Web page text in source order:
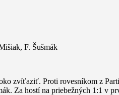
F. Šušmák
zvíťaziť. Proti rovesníkom z
Za hostí na priebežných 1:1 v